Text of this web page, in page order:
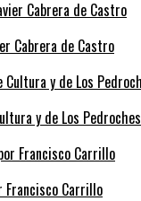
Cabrera de Castro
y de Los Pedroches
Francisco Carrillo